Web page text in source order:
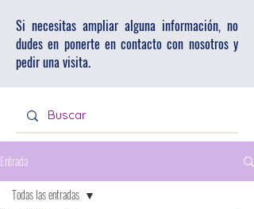
Si necesitas ampliar alguna información, no
dudes en ponerte en contacto con nosotros y
pedir una visita.
Entrada
Todas las entradas